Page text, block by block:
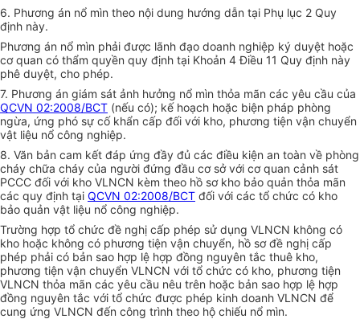
6. Phương án nổ mìn theo nội dung hướng dẫn tại Phụ lục 2 Quy
định này.
Phương án nổ mìn phải được lãnh đạo doanh nghiệp ký duyệt hoặc
cơ quan có thẩm quyền quy định tại Khoản 4 Điều 11 Quy định này
phê duyệt, cho phép.
7. Phương án giám sát ảnh hưởng nổ mìn thỏa mãn các yêu cầu của
QCVN 02:2008/BCT (nếu có); kế hoạch hoặc biện pháp phòng
ngừa, ứng phó sự cố khẩn cấp đối với kho, phương tiện vận chuyển
vật liệu nổ công nghiệp.
8. Văn bản cam kết đáp ứng đầy đủ các điều kiện an toàn về phòng
cháy chữa cháy của người đứng đầu cơ sở với cơ quan cảnh sát
PCCC đối với kho VLNCN kèm theo hồ sơ kho bảo quản thỏa mãn
các quy định tại QCVN 02:2008/BCT đối với các tổ chức có kho
bảo quản vật liệu nổ công nghiệp.
Trường hợp tổ chức đề nghị cấp phép sử dụng VLNCN không có
kho hoặc không có phương tiện vận chuyển, hồ sơ đề nghị cấp
phép phải có bản sao hợp lệ hợp đồng nguyên tắc thuê kho,
phương tiện vận chuyển VLNCN với tổ chức có kho, phương tiện
VLNCN thỏa mãn các yêu cầu nêu trên hoặc bản sao hợp lệ hợp
đồng nguyên tắc với tổ chức được phép kinh doanh VLNCN để
cung ứng VLNCN đến công trình theo hộ chiếu nổ mìn.